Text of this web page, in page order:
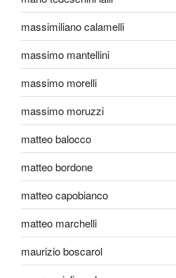
massimiliano calamelli
massimo mantellini
massimo morelli
massimo moruzzi
matteo balocco
matteo bordone
matteo capobianco
matteo marchelli
maurizio boscarol